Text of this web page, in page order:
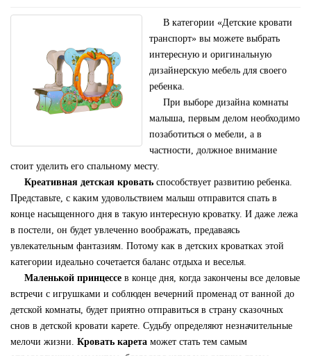
В категории «Детские кровати
транспорт» вы можете выбрать
интересную и оригинальную
дизайнерскую мебель для своего
ребенка.
При выборе дизайна комнаты
малыша, первым делом необходимо
позаботиться о мебели, а в
частности, должное внимание
стоит уделить его спальному месту.
Креативная детская кровать способствует развитию ребенка.
Представьте, с каким удовольствием малыш отправится спать в
конце насыщенного дня в такую интересную кроватку. И даже лежа
в постели, он будет увлеченно воображать, предаваясь
увлекательным фантазиям. Потому как в детских кроватках этой
категории идеально сочетается баланс отдыха и веселья.
Маленькой принцессе в конце дня, когда закончены все деловые
встречи с игрушками и соблюден вечерний променад от ванной до
детской комнаты, будет приятно отправиться в страну сказочных
снов в детской кровати карете. Судьбу определяют незначительные
мелочи жизни. Кровать карета может стать тем самым